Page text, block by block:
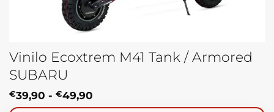
Vinilo Ecoxtrem M41 Tank / Armored
SUBARU
€39,90 - €49,90
de